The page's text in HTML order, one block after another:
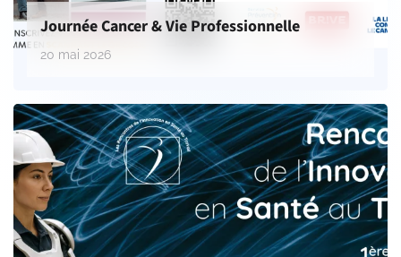
Journée Cancer & Vie Professionnelle
20 mai 2026